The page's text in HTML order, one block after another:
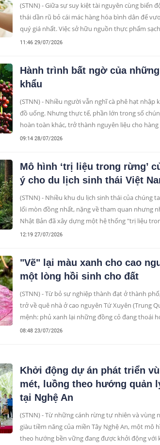
(STNN) - Giữa sự suy kiệt tài nguyên cùng biến
thái dần rũ bỏ cái mác hàng hóa bình dân để
quý giá nhất. Việc sở hữu nguồn thực phẩm
thực thụ cho sự hưng thịnh bền vững.
11:46 29/07/2026
Hành trình bất ngờ của
khẩu
(STNN) - Nhiều người vẫn nghĩ cà phê hạt nhập khẩu chủ yếu để pha chế
đồ uống. Nhưng thực tế, phần lớn trong số
hoàn toàn khác, trở thành nguyên liệu cho
từ thực phẩm, mỹ phẩm đến vật liệu xây dựng.
09:14 28/07/2026
Mô hình ‘trị liệu trong rừng’
ý cho du lịch sinh thái Việt
(STNN) - Nhiều khu du lịch sinh thái của chúng
lối mòn đồng nhất, nặng về tham quan nhưng
Nhật Bản đã xây dựng một hệ thống "trị liệu
y học và khoa học cảnh quan.
12:19 27/07/2026
"Vẽ" lại màu xanh cho cao
một lòng hồi sinh cho đất
(STNN) - Từ bỏ sự nghiệp thành đạt ở thành
trở về quê nhà ở cao nguyên Tứ Xuyên (Trung
mệnh: phủ xanh lại những đồng cỏ đang thoái
không chỉ là câu chuyện về bảo tồn, mà còn là
08:48 23/07/2026
Khởi động dự án phát triển
mét, luồng theo hướng quản
tại Nghệ An
(STNN) - Từ những cánh rừng tự nhiên và vùng
giàu tiềm năng của miền Tây Nghệ An, một mô
theo hướng bền vững đang được khởi động với